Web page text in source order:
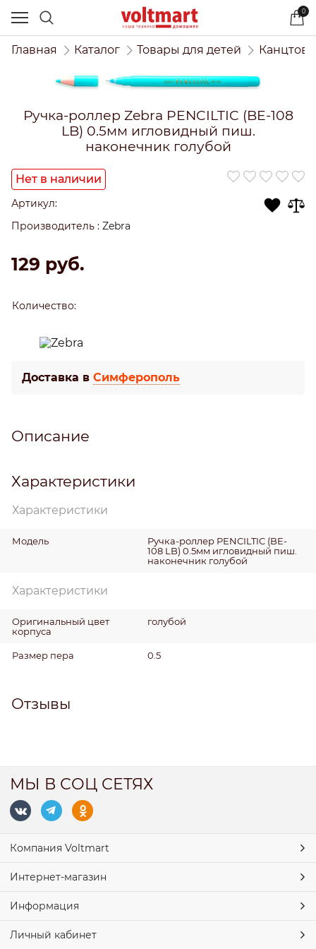
0
Главная Каталог Товары для детей
Ручка-роллер Zebra PENCILTIC (BE-108
LB) 0.5мм игловидный пиш.
наконечник голубой
Нет в наличии
Артикул:
Производитель : Zebra
129 руб.
Количество:
Доставка в Симферополь
Описание
Характеристики
Характеристики
Модель
Ручка-роллер PENCILTIC (BE-
108 LB) 0.5мм игловидный пиш.
наконечник голубой
Характеристики
Оригинальный цвет
корпуса
голубой
Размер пера 0.5
Отзывы
МЫ В СОЦ СЕТЯХ
Компания Voltmart
Интернет-магазин
Информация
Личный кабинет